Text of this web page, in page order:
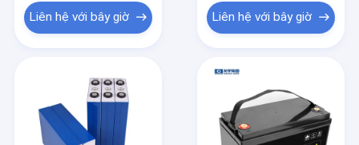
Liên hệ với bây giờ Liên hệ với bây giờ